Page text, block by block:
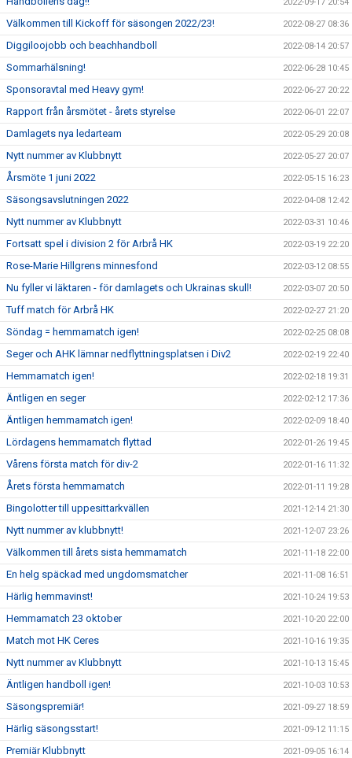
2022-09-17 20:54
Välkommen till Kickoff för säsongen 2022/23! 2022-08-27 08:36
Diggiloojobb och beachhandboll 2022-08-14 20:57
Sommarhälsning! 2022-06-28 10:45
Sponsoravtal med Heavy gym! 2022-06-27 20:22
Rapport från årsmötet - årets styrelse 2022-06-01 22:07
Damlagets nya ledarteam 2022-05-29 20:08
Nytt nummer av Klubbnytt 2022-05-27 20:07
Årsmöte 1 juni 2022 2022-05-15 16:23
Säsongsavslutningen 2022 2022-04-08 12:42
Nytt nummer av Klubbnytt 2022-03-31 10:46
Fortsatt spel i division 2 för Arbrå HK 2022-03-19 22:20
Rose-Marie Hillgrens minnesfond 2022-03-12 08:55
Nu fyller vi läktaren - för damlagets och Ukrainas skull! 2022-03-07 20:50
Tuff match för Arbrå HK 2022-02-27 21:20
Söndag = hemmamatch igen! 2022-02-25 08:08
Seger och AHK lämnar nedflyttningsplatsen i Div2 2022-02-19 22:40
Hemmamatch igen! 2022-02-18 19:31
Äntligen en seger 2022-02-12 17:36
Äntligen hemmamatch igen! 2022-02-09 18:40
Lördagens hemmamatch flyttad 2022-01-26 19:45
Vårens första match för div-2 2022-01-16 11:32
Årets första hemmamatch 2022-01-11 19:28
Bingolotter till uppesittarkvällen 2021-12-14 21:30
Nytt nummer av klubbnytt! 2021-12-07 23:26
Välkommen till årets sista hemmamatch 2021-11-18 22:00
En helg späckad med ungdomsmatcher 2021-11-08 16:51
Härlig hemmavinst! 2021-10-24 19:53
Hemmamatch 23 oktober 2021-10-20 22:00
Match mot HK Ceres 2021-10-16 19:35
Nytt nummer av Klubbnytt 2021-10-13 15:45
Äntligen handboll igen! 2021-10-03 10:53
Säsongspremiär! 2021-09-27 18:59
Härlig säsongsstart! 2021-09-12 11:15
Premiär Klubbnytt 2021-09-05 16:14